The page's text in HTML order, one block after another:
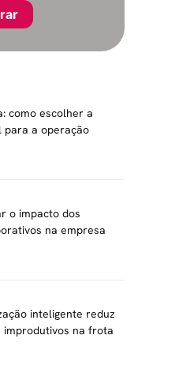
como escolher a
a operação
o impacto dos
na empresa
inteligente reduz
improdutivos na frota